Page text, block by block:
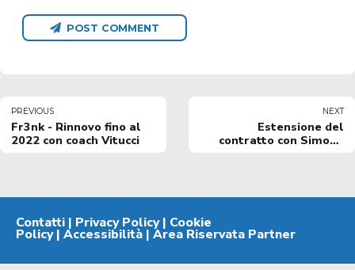
POST COMMENT
PREVIOUS
Fr3nk - Rinnovo fino al
2022 con coach Vitucci
NEXT
Estensione del
contratto con Simone
Contatti | Privacy Policy| Cookie
Policy| Accessibilità | Area Riservata Partner